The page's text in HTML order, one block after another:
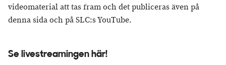
videomaterial att tas fram och det publiceras även på
denna sida och på SLC:s YouTube.
Se livestreamingen här!